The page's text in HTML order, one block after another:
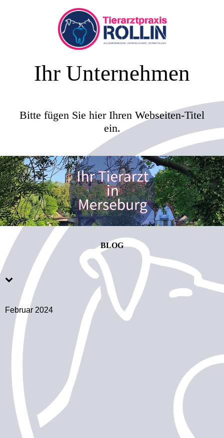
Ihr Unternehmen
Bitte fügen Sie hier Ihren Webseiten-Titel
ein.
BLOG
Februar 2024